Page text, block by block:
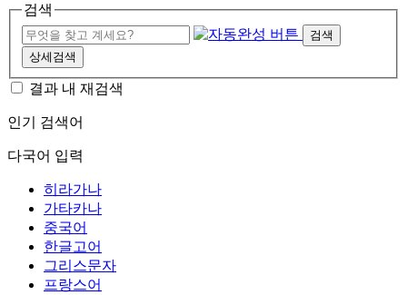
검색
검색
상세검색
결과 내 재검색
인기 검색어
다국어 입력
히라가나
가타카나
중국어
한글고어
그리스문자
프랑스어